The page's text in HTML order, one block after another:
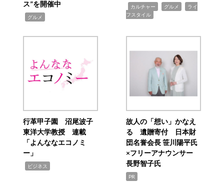
ス”を開催中
グルメ
カルチャー グルメ
ライ
フスタイル
行革甲子園 沼尾波子
東洋大学教授 連載
「よんななエコノミ
ー」
ビジネス
故人の「想い」かなえ
る 遺贈寄付 日本財
団名誉会長 笹川陽平氏
×フリーアナウンサー
長野智子氏
PR